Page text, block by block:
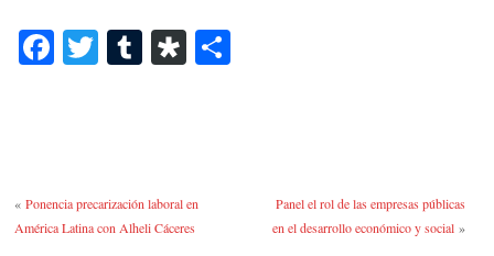
Fa T T
r
Di
«Ponencia precarización laboral en
América Latina con Alheli Cáceres
Panel el rol de las empresas públicas
en el desarrollo económico y social»